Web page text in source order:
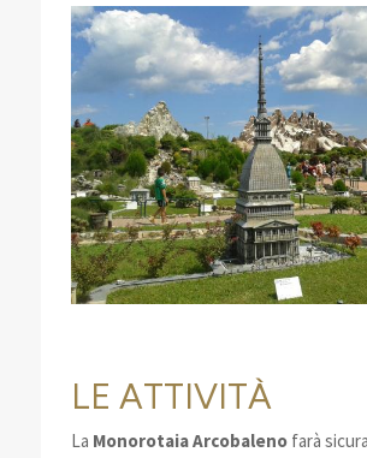
LE ATTIVITÀ
La Monorotaia Arcobalenofarà